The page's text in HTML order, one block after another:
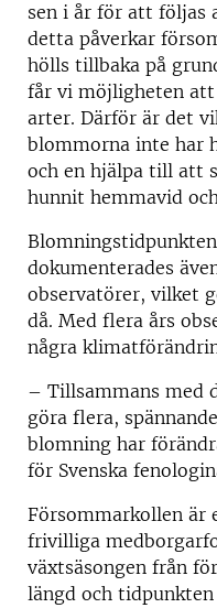
sen i år för att följas
detta påverkar
hölls tillbaka på
får vi möjligheten att
arter. Därför är det
blommorna inte har
och en hjälpa till att
hunnit hemmavid
dokumenterades
observatörer, vilket
då. Med flera års
några
– Tillsammans med
göra flera,
blomning har
för Svenska
Försommarkollen är
frivilliga
växtsäsongen från
längd och